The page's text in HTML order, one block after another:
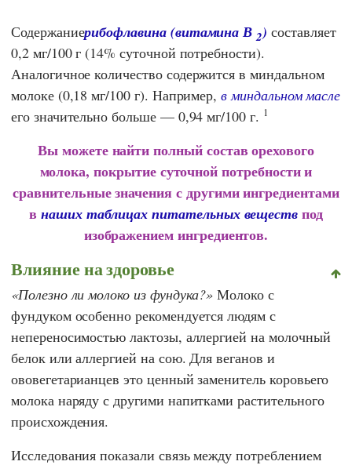
Содержаниерибофлавина (витамина В 2) составляет
0,2 мг/100 г (14% суточной потребности).
Аналогичное количество содержится в миндальном
молоке (0,18 мг/100 г). Например,в миндальном масле
его значительно больше — 0,94 мг/100 г. 1
Вы можете найти полный состав орехового
молока, покрытие суточной потребности и
сравнительные значения с другими ингредиентами
в наших таблицах питательных веществ под
изображением ингредиентов.
Влияние на здоровье
Полезно ли молоко из фундука? Молоко с
фундуком особенно рекомендуется людям с
непереносимостью лактозы, аллергией на молочный
белок или аллергией на сою. Для веганов и
ововегетарианцев это ценный заменитель коровьего
молока наряду с другими напитками растительного
происхождения.
Исследования показали связь между потреблением